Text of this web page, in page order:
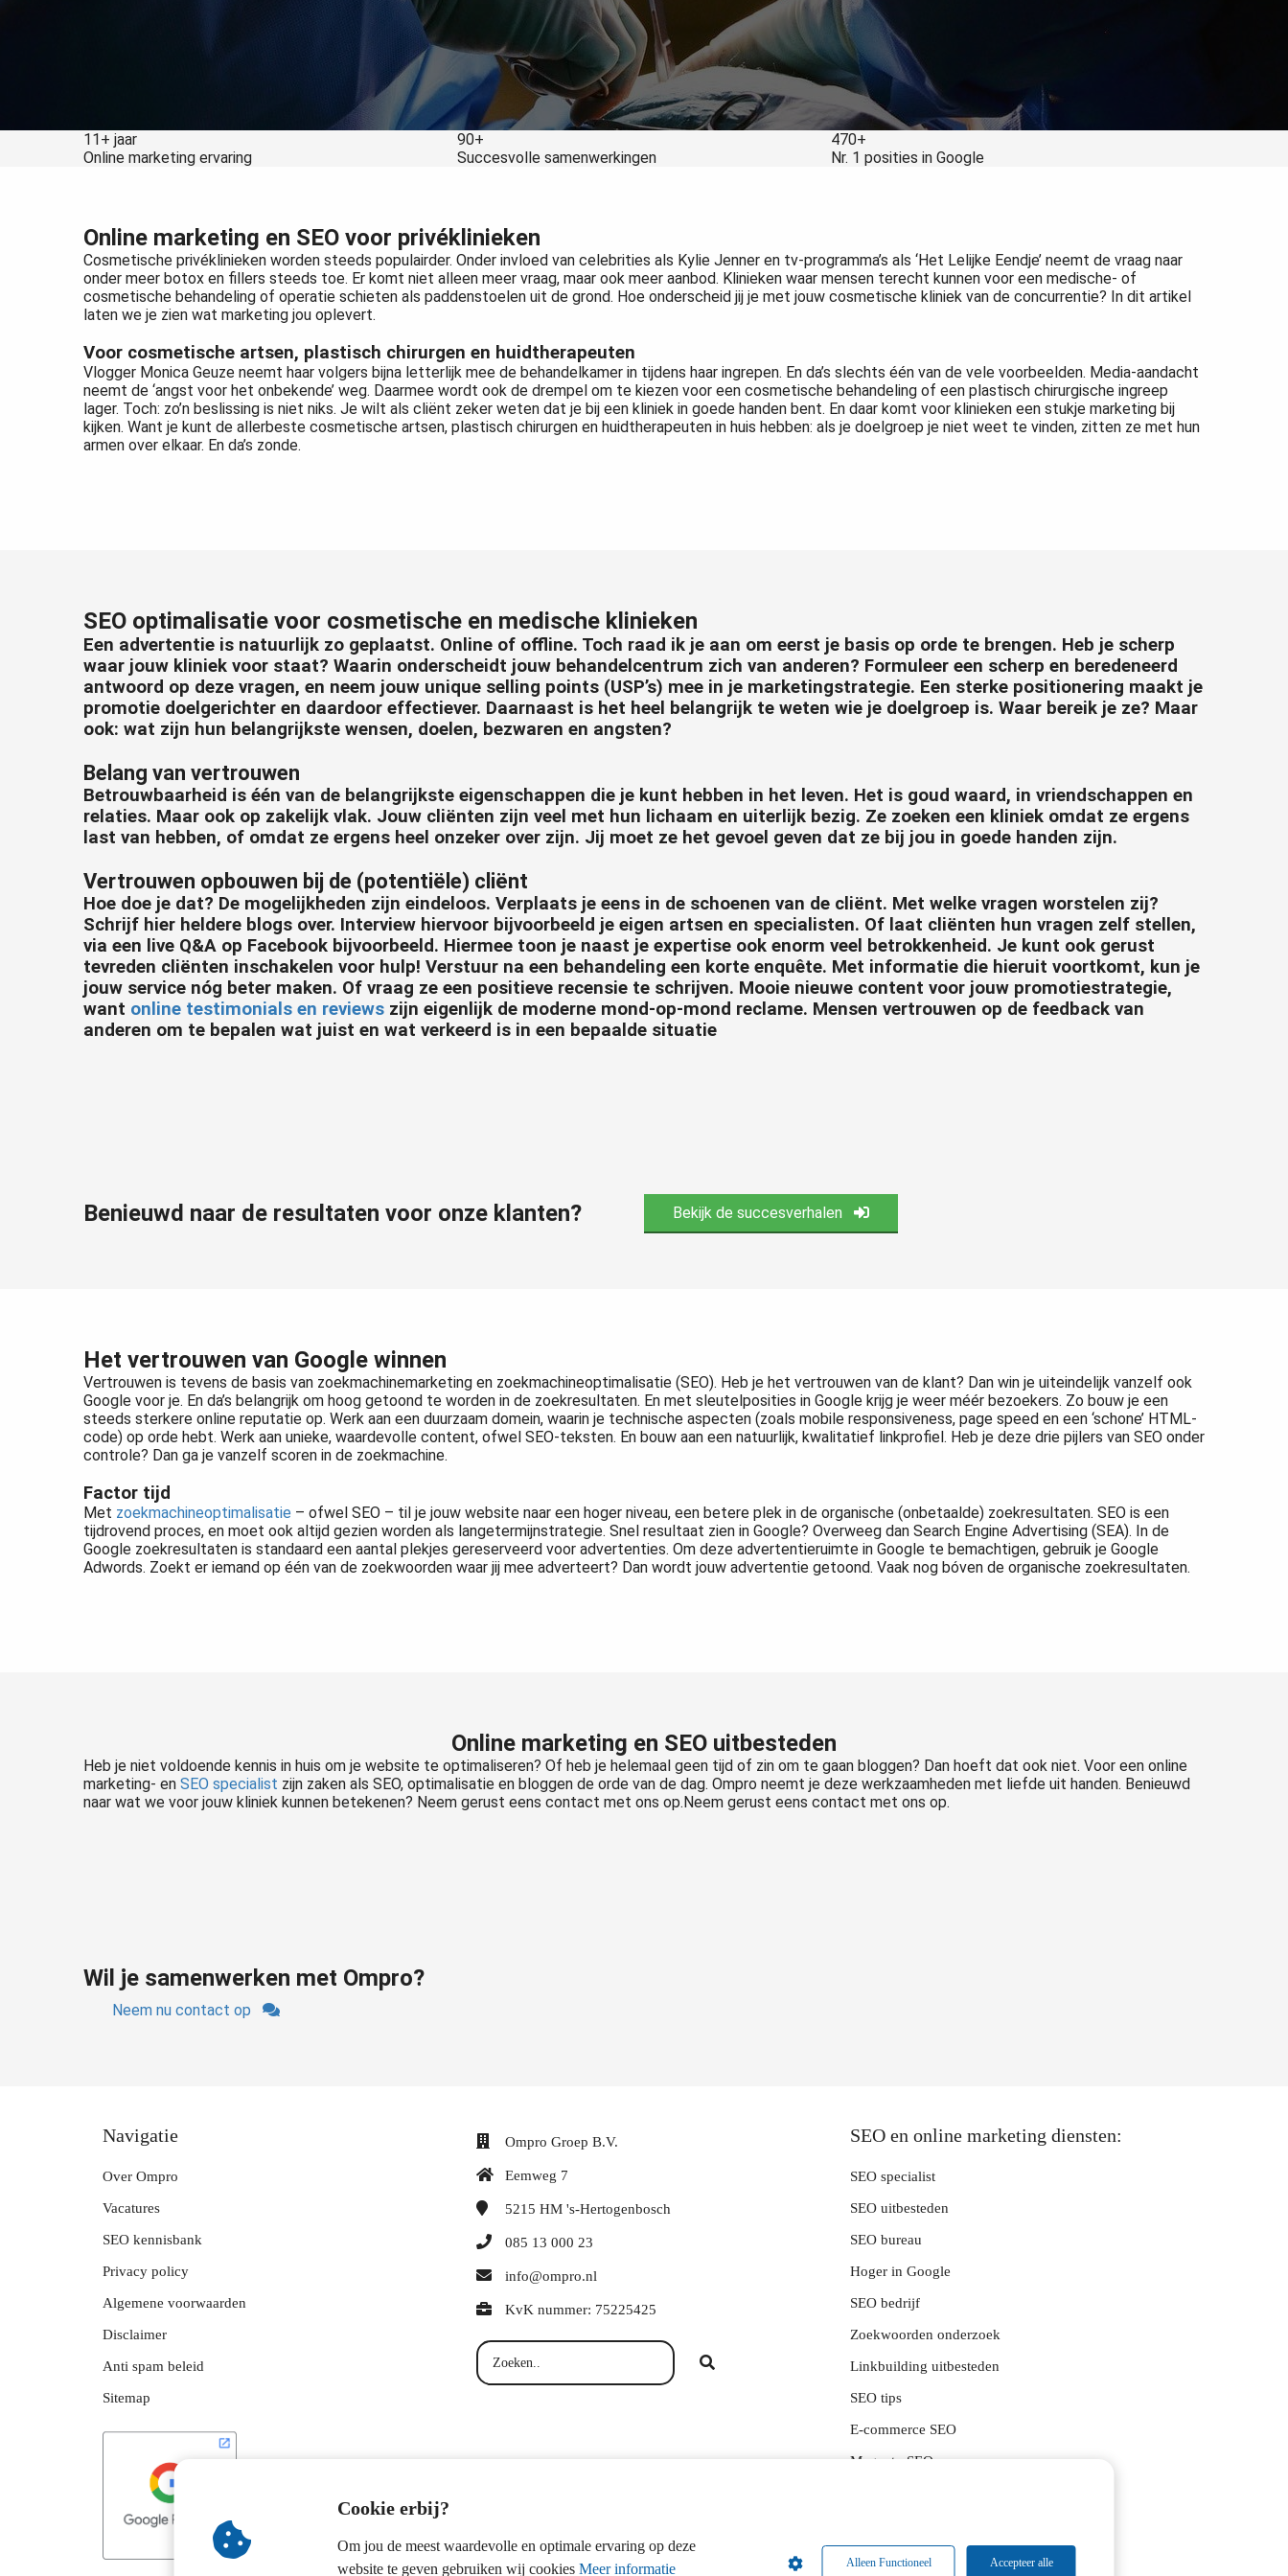
11+ jaar
Online marketing ervaring
90+
Succesvolle samenwerkingen
470+
Nr. 1 posities in Google
Online marketing en SEO voor privéklinieken
Cosmetische privéklinieken worden steeds populairder. Onder invloed van celebrities als Kylie Jenner en tv-programma’s als ‘Het Lelijke Eendje’ neemt de vraag naar
onder meer botox en fillers steeds toe. Er komt niet alleen meer vraag, maar ook meer aanbod. Klinieken waar mensen terecht kunnen voor een medische- of
cosmetische behandeling of operatie schieten als paddenstoelen uit de grond. Hoe onderscheid jij je met jouw cosmetische kliniek van de concurrentie? In dit artikel
laten we je zien wat marketing jou oplevert.
Voor cosmetische artsen, plastisch chirurgen en huidtherapeuten
Vlogger Monica Geuze neemt haar volgers bijna letterlijk mee de behandelkamer in tijdens haar ingrepen. En da’s slechts één van de vele voorbeelden. Media-aandacht
neemt de ‘angst voor het onbekende’ weg. Daarmee wordt ook de drempel om te kiezen voor een cosmetische behandeling of een plastisch chirurgische ingreep
lager. Toch: zo’n beslissing is niet niks. Je wilt als cliënt zeker weten dat je bij een kliniek in goede handen bent. En daar komt voor klinieken een stukje marketing bij
kijken. Want je kunt de allerbeste cosmetische artsen, plastisch chirurgen en huidtherapeuten in huis hebben: als je doelgroep je niet weet te vinden, zitten ze met hun
armen over elkaar. En da’s zonde.
SEO optimalisatie voor cosmetische en medische klinieken
Een advertentie is natuurlijk zo geplaatst. Online of offline. Toch raad ik je aan om eerst je basis op orde te brengen. Heb je scherp
waar jouw kliniek voor staat? Waarin onderscheidt jouw behandelcentrum zich van anderen? Formuleer een scherp en beredeneerd
antwoord op deze vragen, en neem jouw unique selling points (USP’s) mee in je marketingstrategie. Een sterke positionering maakt je
promotie doelgerichter en daardoor effectiever. Daarnaast is het heel belangrijk te weten wie je doelgroep is. Waar bereik je ze? Maar
ook: wat zijn hun belangrijkste wensen, doelen, bezwaren en angsten?
Belang van vertrouwen
Betrouwbaarheid is één van de belangrijkste eigenschappen die je kunt hebben in het leven. Het is goud waard, in vriendschappen en
relaties. Maar ook op zakelijk vlak. Jouw cliënten zijn veel met hun lichaam en uiterlijk bezig. Ze zoeken een kliniek omdat ze ergens
last van hebben, of omdat ze ergens heel onzeker over zijn. Jij moet ze het gevoel geven dat ze bij jou in goede handen zijn.
Vertrouwen opbouwen bij de (potentiële) cliënt
Hoe doe je dat? De mogelijkheden zijn eindeloos. Verplaats je eens in de schoenen van de cliënt. Met welke vragen worstelen zij?
Schrijf hier heldere blogs over. Interview hiervoor bijvoorbeeld je eigen artsen en specialisten. Of laat cliënten hun vragen zelf stellen,
via een live Q&A op Facebook bijvoorbeeld. Hiermee toon je naast je expertise ook enorm veel betrokkenheid. Je kunt ook gerust
tevreden cliënten inschakelen voor hulp! Verstuur na een behandeling een korte enquête. Met informatie die hieruit voortkomt, kun je
jouw service nóg beter maken. Of vraag ze een positieve recensie te schrijven. Mooie nieuwe content voor jouw promotiestrategie,
want online testimonials en reviews zijn eigenlijk de moderne mond-op-mond reclame. Mensen vertrouwen op de feedback van
anderen om te bepalen wat juist en wat verkeerd is in een bepaalde situatie
Benieuwd naar de resultaten voor onze klanten? Bekijk de succesverhalen
Het vertrouwen van Google winnen
Vertrouwen is tevens de basis van zoekmachinemarketing en zoekmachineoptimalisatie (SEO). Heb je het vertrouwen van de klant? Dan win je uiteindelijk vanzelf ook
Google voor je. En da’s belangrijk om hoog getoond te worden in de zoekresultaten. En met sleutelposities in Google krijg je weer méér bezoekers. Zo bouw je een
steeds sterkere online reputatie op. Werk aan een duurzaam domein, waarin je technische aspecten (zoals mobile responsiveness, page speed en een ‘schone’ HTML-
code) op orde hebt. Werk aan unieke, waardevolle content, ofwel SEO-teksten. En bouw aan een natuurlijk, kwalitatief linkprofiel. Heb je deze drie pijlers van SEO onder
controle? Dan ga je vanzelf scoren in de zoekmachine.
Factor tijd
Met zoekmachineoptimalisatie – ofwel SEO – til je jouw website naar een hoger niveau, een betere plek in de organische (onbetaalde) zoekresultaten. SEO is een
tijdrovend proces, en moet ook altijd gezien worden als langetermijnstrategie. Snel resultaat zien in Google? Overweeg dan Search Engine Advertising (SEA). In de
Google zoekresultaten is standaard een aantal plekjes gereserveerd voor advertenties. Om deze advertentieruimte in Google te bemachtigen, gebruik je Google
Adwords. Zoekt er iemand op één van de zoekwoorden waar jij mee adverteert? Dan wordt jouw advertentie getoond. Vaak nog bóven de organische zoekresultaten.
Online marketing en SEO uitbesteden
Heb je niet voldoende kennis in huis om je website te optimaliseren? Of heb je helemaal geen tijd of zin om te gaan bloggen? Dan hoeft dat ook niet. Voor een online
marketing- en SEO specialist zijn zaken als SEO, optimalisatie en bloggen de orde van de dag. Ompro neemt je deze werkzaamheden met liefde uit handen. Benieuwd
naar wat we voor jouw kliniek kunnen betekenen? Neem gerust eens contact met ons op.Neem gerust eens contact met ons op.
Wil je samenwerken met Ompro?
Neem nu contact op
Navigatie
Over Ompro
Vacatures
SEO kennisbank
Privacy policy
Algemene voorwaarden
Disclaimer
Anti spam beleid
Sitemap
Ompro Groep B.V.
Eemweg 7
5215 HM 's-Hertogenbosch
085 13 000 23
info@ompro.nl
KvK nummer: 75225425
SEO en online marketing diensten:
SEO specialist
SEO uitbesteden
SEO bureau
Hoger in Google
SEO bedrijf
Zoekwoorden onderzoek
Linkbuilding uitbesteden
SEO tips
E-commerce SEO
Magento SEO
SEO consultant
Cookie erbij?
Om jou de meest waardevolle en optimale ervaring op deze
website te geven gebruiken wij cookies Meer informatie Alleen Functioneel Accepteer alle